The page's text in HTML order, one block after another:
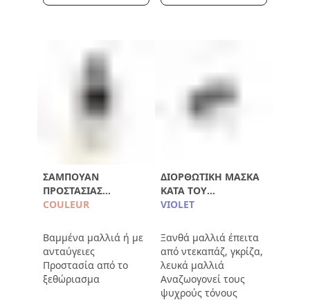
ΣΑΜΠΟΥΆΝ
ΠΡΟΣΤΑΣΊΑΣ
ΧΡΏΜΑΤΟΣ
COULEUR
Βαμμένα μαλλιά ή με
ανταύγειες
Προστασία από το
ξεθώριασμα
ΔΙΟΡΘΩΤΙΚΉ ΜΆΣΚΑ
ΚΑΤΆ ΤΟΥ
ΚΙΤΡΙΝΊΣΜΑΤΟΣ
VIOLET
Ξανθά μαλλιά έπειτα
από ντεκαπάζ, γκρίζα,
λευκά μαλλιά
Αναζωογονεί τους
ψυχρούς τόνους